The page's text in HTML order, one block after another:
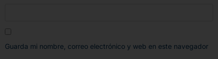
Guarda mi nombre, correo electrónico y web en este navegador